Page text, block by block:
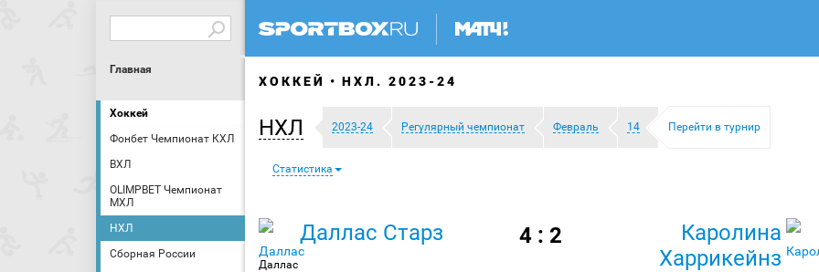
Главная
Хоккей
Фонбет Чемпионат КХЛ
ВХЛ
OLIMPBET Чемпионат
МХЛ
НХЛ
Сборная России
ХОККЕЙ НХЛ. 2023-24
НХЛ 2023-24 Регулярный чемпионат Февраль 14 Перейти в турнир
Статистика
Даллас Старз
Даллас
4 : 2
Каролина
Харрикейнз